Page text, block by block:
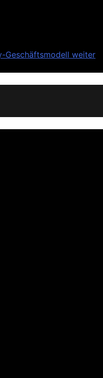
Geschäftsmodell weiter